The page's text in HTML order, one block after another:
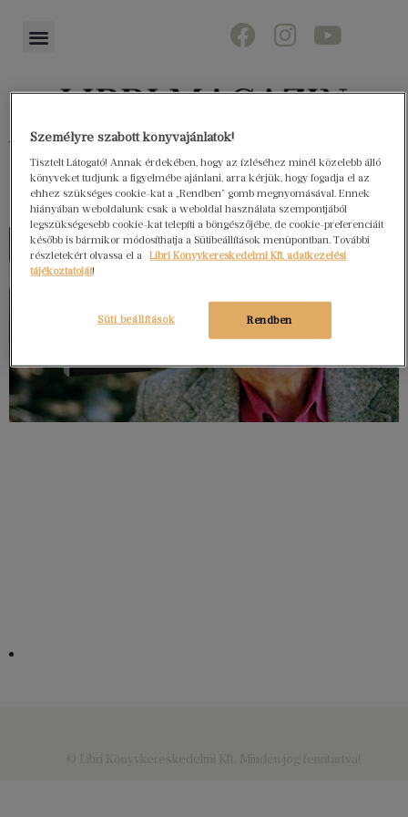
Könyvektől az olvasókig
Személyre szabott könyvajánlatok!
Tisztelt Látogató! Annak érdekében, hogy az ízléséhez minél közelebb álló
könyveket tudjunk a figyelmébe ajánlani, arra kérjük, hogy fogadja el az
ehhez szükséges cookie-kat a „Rendben” gomb megnyomásával. Ennek
hiányában weboldalunk csak a weboldal használata szempontjából
legszükségesebb cookie-kat telepíti a böngészőjébe, de cookie-preferenciáit
később is bármikor módosíthatja a Sütibeállítások menüpontban. További
részletekért olvassa el a
Libri Könyvkereskedelmi Kft. adatkezelési
tájékoztatóját!
Rendben
Süti beállítások